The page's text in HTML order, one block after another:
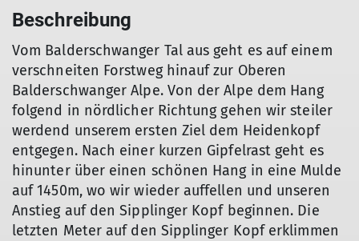
Beschreibung
Vom Balderschwanger Tal aus geht es auf einem
verschneiten Forstweg hinauf zur Oberen
Balderschwanger Alpe. Von der Alpe dem Hang
folgend in nördlicher Richtung gehen wir steiler
werdend unserem ersten Ziel dem Heidenkopf
entgegen. Nach einer kurzen Gipfelrast geht es
hinunter über einen schönen Hang in eine Mulde
auf 1450m, wo wir wieder auffellen und unseren
Anstieg auf den Sipplinger Kopf beginnen. Die
letzten Meter auf den Sipplinger Kopf erklimmen